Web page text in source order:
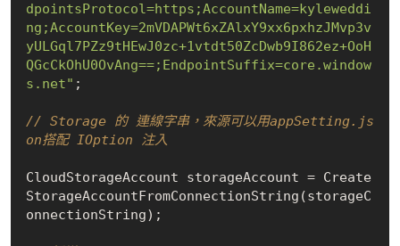
dpointsProtocol=https;AccountName=kyleweddi
ng;AccountKey=2mVDAPWt6xZAlxY9xx6pxhzJMvp3v
yULGql7PZz9tHEwJ0zc+1vtdt50ZcDwb9I862ez+OoH
QGcCkOhU0OvAng==;EndpointSuffix=core.window
s.net" ;
// Storage 的 連線字串，來源可以用appSetting.js
on搭配 IOption 注入
CloudStorageAccount storageAccount = Create
StorageAccountFromConnectionString(storageC
onnectionString);